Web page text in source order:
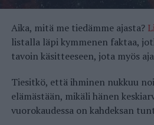
Aika, mitä me tiedämme ajasta?
listalla läpi kymmenen faktaa,
tavoin käsitteeseen, jota myös
Tiesitkö, että ihminen nukkuu
elämästään, mikäli hänen
vuorokaudessa on kahdeksan